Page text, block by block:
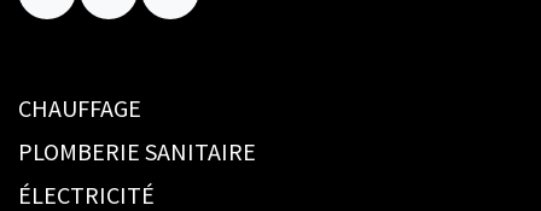
CHAUFFAGE
PLOMBERIE SANITAIRE
ÉLECTRICITÉ